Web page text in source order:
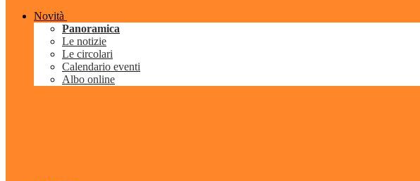
Novità
Panoramica
Le notizie
Le circolari
Calendario eventi
Albo online